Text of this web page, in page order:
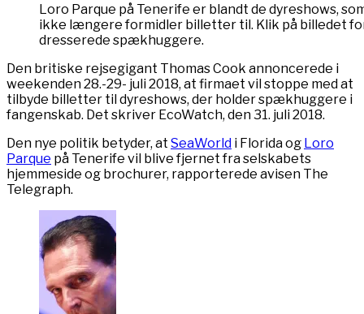
Loro Parque på Tenerife er blandt de dyreshows,
ikke længere formidler billetter til. Klik på billedet
dresserede spækhuggere.
Den britiske rejsegigant Thomas Cook annoncerede i
weekenden 28.-29- juli 2018, at firmaet vil stoppe med at
tilbyde billetter til dyreshows, der holder spækhuggere i
fangenskab. Det skriver EcoWatch, den 31. juli 2018.
Den nye politik betyder, at SeaWorld i Florida og Loro
Parque på Tenerife vil blive fjernet fra selskabets
hjemmeside og brochurer, rapporterede avisen The
Telegraph.